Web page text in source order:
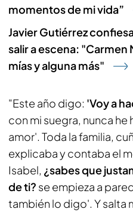
momentos de mi vida”
Javier Gutiérrez
salir a escena: "Carmen
mías y alguna más"
"Este año digo: 'Voy a
con mi suegra, nunca
amor'. Toda la familia,
explicaba y contaba el
Isabel, ¿sabes que
de ti? se empieza a
también lo digo'. Y salta